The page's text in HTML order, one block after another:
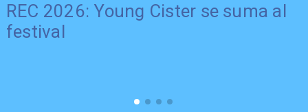
REC 2026: Young Cister se suma al
festival